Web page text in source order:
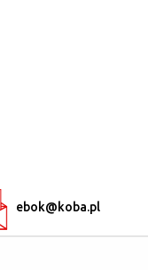
ebok@koba.pl